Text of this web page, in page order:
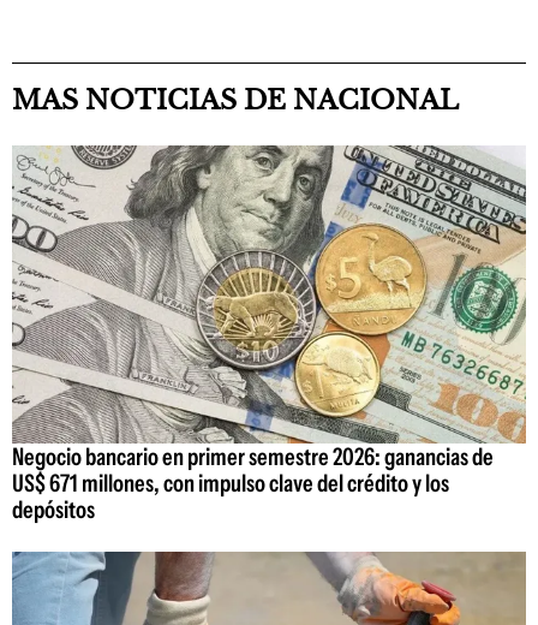
MAS NOTICIAS DE NACIONAL
Negocio bancario en primer semestre 2026: ganancias de
US$ 671 millones, con impulso clave del crédito y los
depósitos